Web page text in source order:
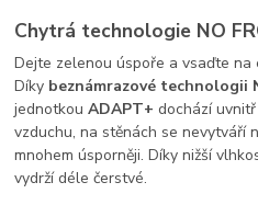
Chytrá technologie NO
Dejte zelenou úspoře a vsaďte
Díky beznámrazové technologii
jednotkouADAPT+ dochází
vzduchu, na stěnách se nevytváří
mnohem úsporněji. Díky nižší
vydrží déle čerstvé.